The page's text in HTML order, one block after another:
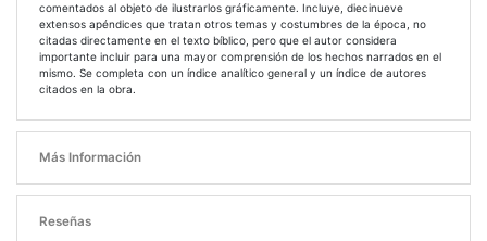
comentados al objeto de ilustrarlos gráficamente. Incluye, diecinueve
extensos apéndices que tratan otros temas y costumbres de la época, no
citadas directamente en el texto bíblico, pero que el autor considera
importante incluir para una mayor comprensión de los hechos narrados en el
mismo. Se completa con un índice analítico general y un índice de autores
citados en la obra.
Más Información
Reseñas